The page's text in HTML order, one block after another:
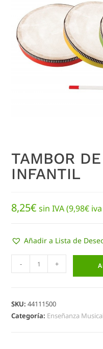
TAMBOR
INFANTIL
8,25€ sin IVA (9,98€
Añadir a Lista de
- +
SKU:44111500
Categoría: Enseñanza Musical